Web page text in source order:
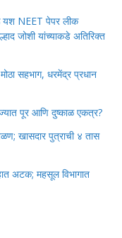
यश NEET पेपर लीक
जोशी यांच्याकडे अतिरिक्त
सहभाग, धरमेंद्र प्रधान
पूर आणि दुष्काळ एकत्र?
खासदार पुत्राची ४ तास
अटक; महसूल विभागात